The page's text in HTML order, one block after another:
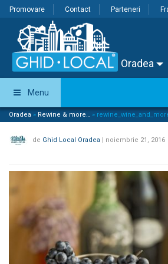
Promovare Contact Parteneri
Oradea
Menu
Oradea » Rewine & more… »
de Ghid Local Oradea | noiembrie 21, 2016